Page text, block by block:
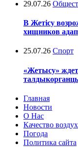
29.07.26
В Жетісу
хищников
25.07.26 Спорт
«Жетысу»
Главная
Новости
О Нас
Качество
Погода
Политика сайта